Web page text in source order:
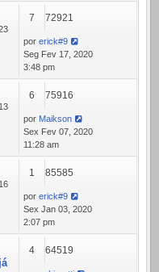
7 72921
por erick#9
Seg Fev 17, 2020
3:48 pm
6 75916
por Maikson
Sex Fev 07, 2020
11:28 am
1 85585
por erick#9
Sex Jan 03, 2020
2:07 pm
4 64519